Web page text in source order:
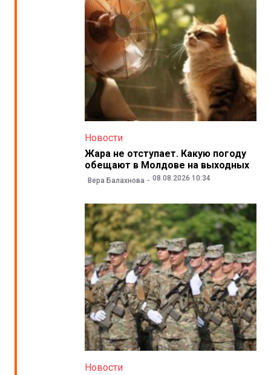
Новости
Жара не отступает. Какую погоду
обещают в Молдове на выходных
Вера Балахнова 08.08.2026 10:34
Новости